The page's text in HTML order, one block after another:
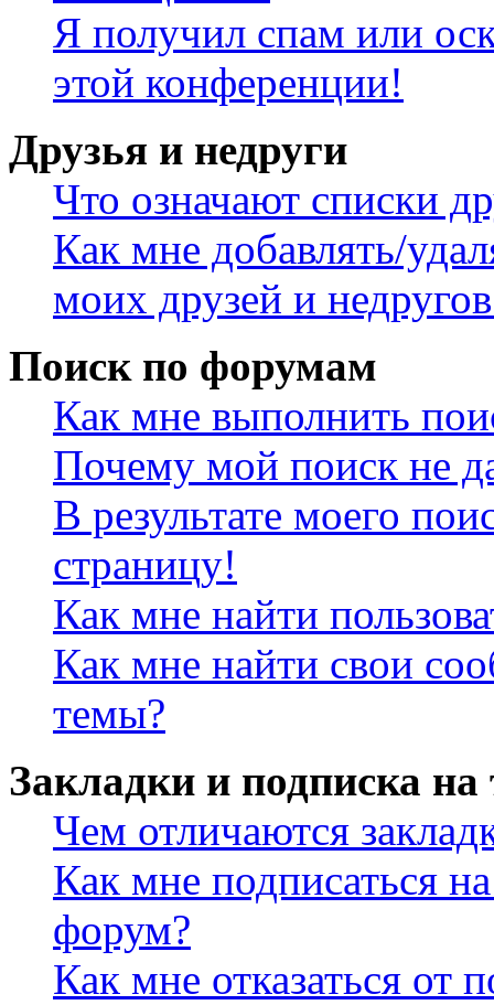
Я получил спам или
этой конференции!
Друзья и недруги
Что означают списки
Как мне добавлять/
моих друзей и
Поиск по форумам
Как мне выполнить
Почему мой поиск не
В результате моего
страницу!
Как мне найти
Как мне найти свои
темы?
Закладки и подписка
Чем отличаются
Как мне подписаться
форум?
Как мне отказаться от